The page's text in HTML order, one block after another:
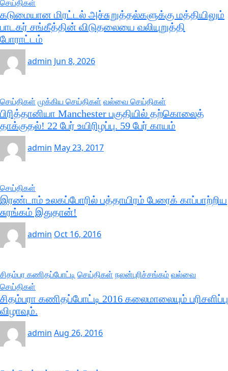
செய்திகள்
கடுமையான மிரட்டல் அச்சுறுத்தல்களுக்கு மத்தியிலும்
பாடகர் சங்கீத்தின் விடுதலையை வலியுறுத்தி
போராட்டம்
admin Jun 8, 2026
செய்திகள் முக்கிய செய்திகள் வல்வை செய்திகள்
பிரித்தானியா Manchester பகுதியில் தற்கொலைத்
தாக்குதல்! 22 பேர் உயிரிழப்பு. 59 பேர் காயம்
admin May 23, 2017
செய்திகள்
இரண்டாம் உலகப்போரில் பத்தாயிரம் பேரைக் காப்பாற்றிய
சுரங்கம் இதுதான்!
admin Oct 16, 2016
சிதம்பர கணிதப்போட்டி செய்திகள் நலன்புரிச்சங்கம்வல்வை
செய்திகள்
சிதம்பரா கணிதப்போட்டி 2016 கலைமாலையும் பரிசளிப்பு
விழாவும்.
admin Aug 26, 2016